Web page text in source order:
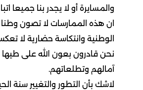
والمسايرة أو لا يجدر بنا جميعا
ان هذه الممارسات لا تصون وطنا
الوطنية وانتكاسة حضارية لا
نحن قادرون بعون الله على طيها
آمالهم وتطلعاتهم.
لاشك بأن التطور والتغيير سنة